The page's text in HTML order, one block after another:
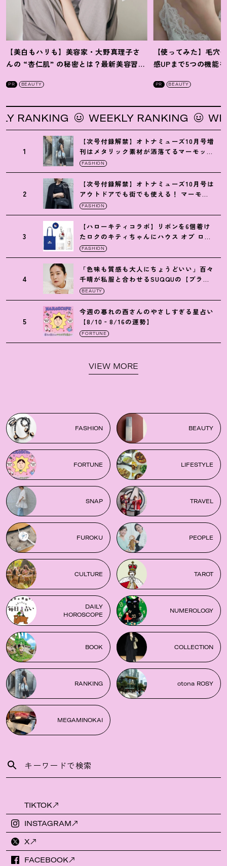
【美白もハリも】美容家・大野真理子さ
んの “杏仁肌” の秘密とは ？ 最新美容習慣
PR BEAUTY
【使ってみた】毛穴
感UPまで5つの機能
PR BEAUTY
WEEKLY RANKING
1
【次号付録解禁】オトナミューズ10月号増
刊はメタリック素材が洒落てるマーモット
の保冷バッグ
FASHION
2
【次号付録解禁】オトナミューズ10月号は
アウトドアでも街でも使える ！ マーモッ
トの黒ショルダー
FASHION
3
【ハローキティコラボ】リボンを6個着け
たロクのキティちゃんにハウス オブ ロー
ゼの限定パケも
FASHION
4
「色味も質感も大人にちょうどいい」百々
千晴が私服と合わせるSUQQUの【ブラー
リクイド リップ】6選
BEAUTY
5
今週の暮れの酉さんのやさしすぎる星占い
【8/10‐8/16の運勢】
FORTUNE
VIEW MORE
FASHION BEAUTY
FORTUNE LIFESTYLE
SNAP TRAVEL
FUROKU PEOPLE
CULTURE TAROT
DAILY
HOROSCOPE
NUMEROLOGY
BOOK COLLECTION
RANKING otona ROSY
MEGAMINOKAI
TIKTOK
INSTAGRAM
X
FACEBOOK